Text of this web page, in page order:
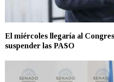
El miércoles llegaría al
suspender las PASO